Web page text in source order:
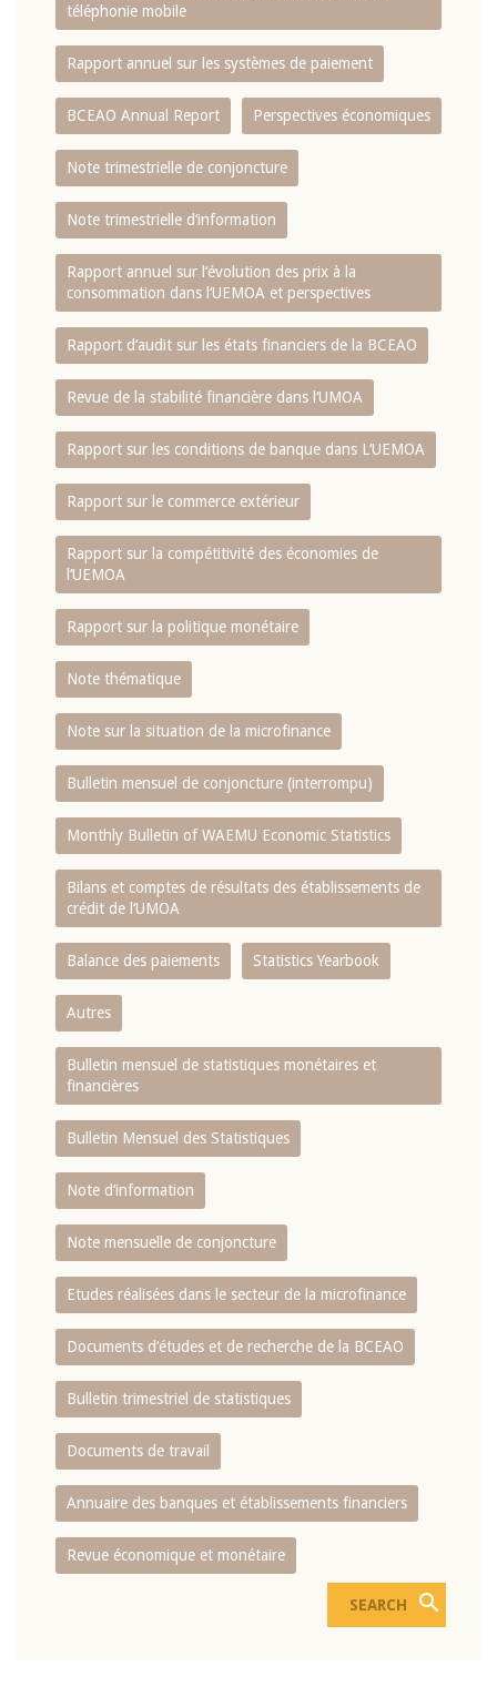
téléphonie mobile
Rapport annuel sur les systèmes de paiement
BCEAO Annual Report Perspectives économiques
Note trimestrielle de conjoncture
Note trimestrielle d‘information
Rapport annuel sur l‘évolution des prix à la
consommation dans l‘UEMOA et perspectives
Rapport d‘audit sur les états financiers de la BCEAO
Revue de la stabilité financière dans l‘UMOA
Rapport sur les conditions de banque dans L‘UEMOA
Rapport sur le commerce extérieur
Rapport sur la compétitivité des économies de
l‘UEMOA
Rapport sur la politique monétaire
Note thématique
Note sur la situation de la microfinance
Bulletin mensuel de conjoncture (interrompu)
Monthly Bulletin of WAEMU Economic Statistics
Bilans et comptes de résultats des établissements de
crédit de l‘UMOA
Balance des paiements Statistics Yearbook
Autres
Bulletin mensuel de statistiques monétaires et
financières
Bulletin Mensuel des Statistiques
Note d’information
Note mensuelle de conjoncture
Etudes réalisées dans le secteur de la microfinance
Documents d’études et de recherche de la BCEAO
Bulletin trimestriel de statistiques
Documents de travail
Annuaire des banques et établissements financiers
Revue économique et monétaire